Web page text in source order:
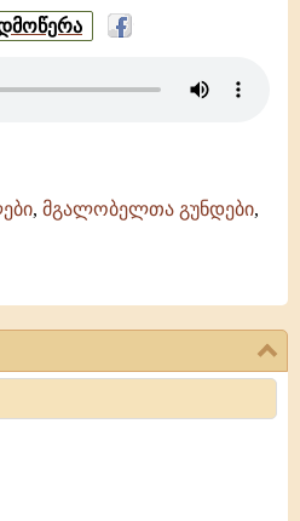
, მგალობელთა გუნდები,